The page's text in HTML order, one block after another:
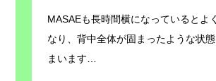
MASAEも長時間横になっているとよ
なり、背中全体が固まったような状
まいます…